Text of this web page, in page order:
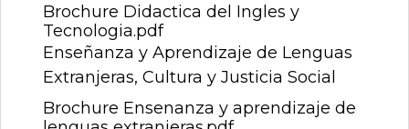
Brochure Didactica del Ingles y
Tecnologia.pdf
Enseñanza y Aprendizaje de Lenguas
Extranjeras, Cultura y Justicia Social
Brochure Ensenanza y aprendizaje de